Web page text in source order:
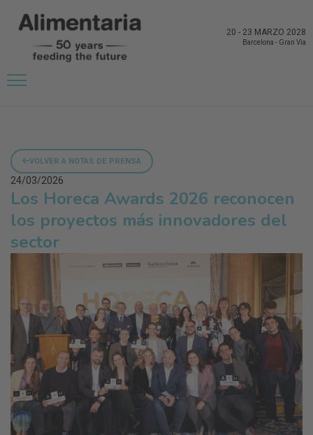
20 - 23 MARZO 2028
Barcelona - Gran Via
VOLVER A NOTAS DE PRENSA
24/03/2026
Los Horeca Awards 2026 reconocen
los proyectos más innovadores del
sector